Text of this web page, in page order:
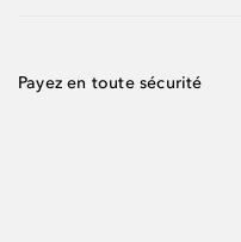
Payez en toute sécurité